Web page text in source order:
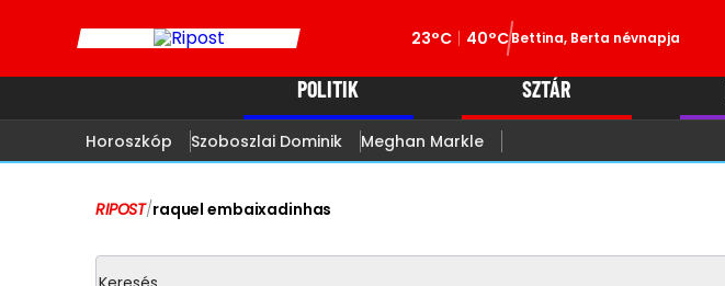
23°C 40°CBettina, Berta névnapja
POLITIK SZTÁR
Horoszkóp Szoboszlai Dominik Meghan Markle
RIPOST/raquel embaixadinhas